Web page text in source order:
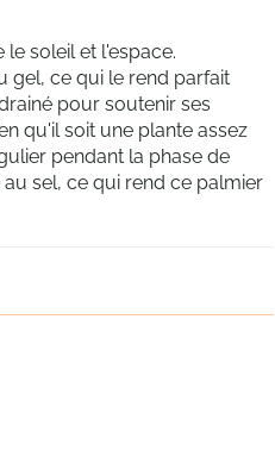
soleil et l'espace.
gel, ce qui le rend parfait
pour soutenir ses
qu'il soit une plante assez
pendant la phase de
sel, ce qui rend ce palmier